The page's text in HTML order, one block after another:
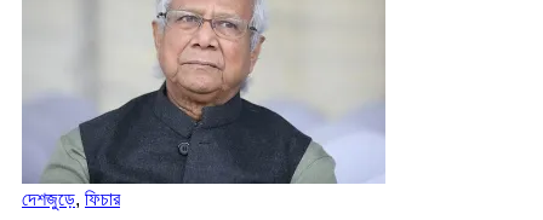
দেশজুড়ে, ফিচার